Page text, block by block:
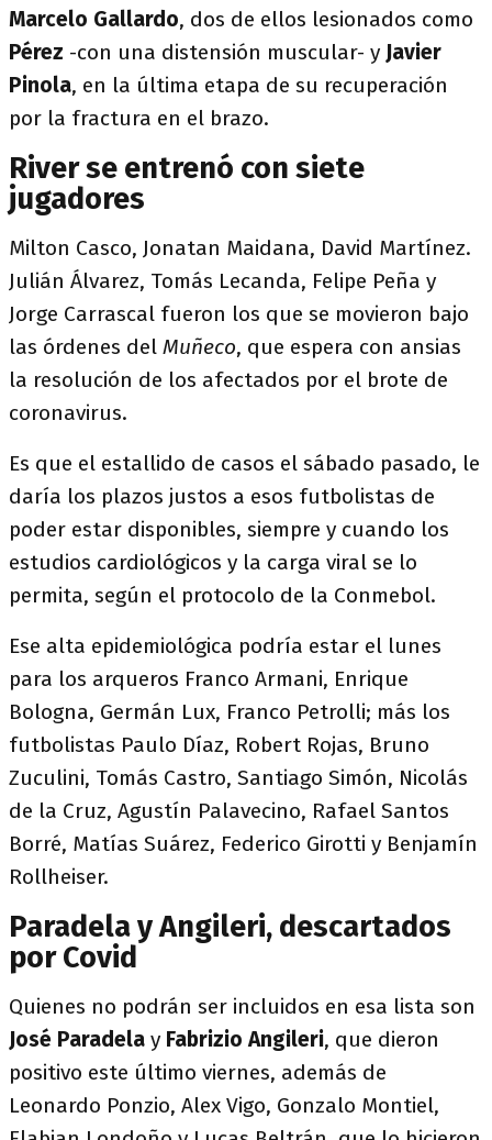
Marcelo Gallardo, dos de ellos lesionados como
Pérez -con una distensión muscular- y Javier
Pinola, en la última etapa de su recuperación
por la fractura en el brazo.
River se entrenó con siete
jugadores
Milton Casco, Jonatan Maidana, David Martínez.
Julián Álvarez, Tomás Lecanda, Felipe Peña y
Jorge Carrascal fueron los que se movieron bajo
las órdenes del Muñeco, que espera con ansias
la resolución de los afectados por el brote de
coronavirus.
Es que el estallido de casos el sábado pasado, le
daría los plazos justos a esos futbolistas de
poder estar disponibles, siempre y cuando los
estudios cardiológicos y la carga viral se lo
permita, según el protocolo de la Conmebol.
Ese alta epidemiológica podría estar el lunes
para los arqueros Franco Armani, Enrique
Bologna, Germán Lux, Franco Petrolli; más los
futbolistas Paulo Díaz, Robert Rojas, Bruno
Zuculini, Tomás Castro, Santiago Simón, Nicolás
de la Cruz, Agustín Palavecino, Rafael Santos
Borré, Matías Suárez, Federico Girotti y Benjamín
Rollheiser.
Paradela y Angileri, descartados
por Covid
Quienes no podrán ser incluidos en esa lista son
José Paradela y Fabrizio Angileri, que dieron
positivo este último viernes, además de
Leonardo Ponzio, Alex Vigo, Gonzalo Montiel,